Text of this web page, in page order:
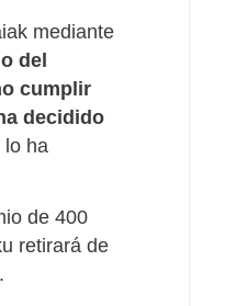
mediante
del
cumplir
decidido
lo ha
de 400
retirará de